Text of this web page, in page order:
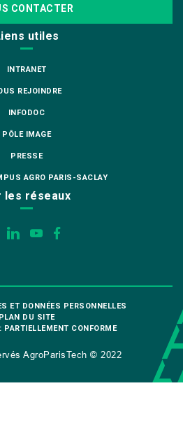
CONTACTER
utiles
INTRANET
REJOINDRE
INFODOC
PÔLE IMAGE
PRESSE
AGRO PARIS-SACLAY
les réseaux
ET DONNÉES PERSONNELLES
PLAN DU SITE
CONFORME
AgroParisTech © 2022